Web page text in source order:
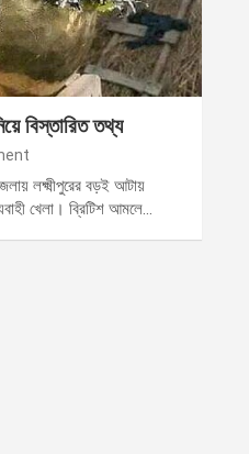
বিস্তারিত তথ্য
লক্ষ্মীপুরের বড়ই আটায়
খেলা। ব্রিটিশ আমলে…